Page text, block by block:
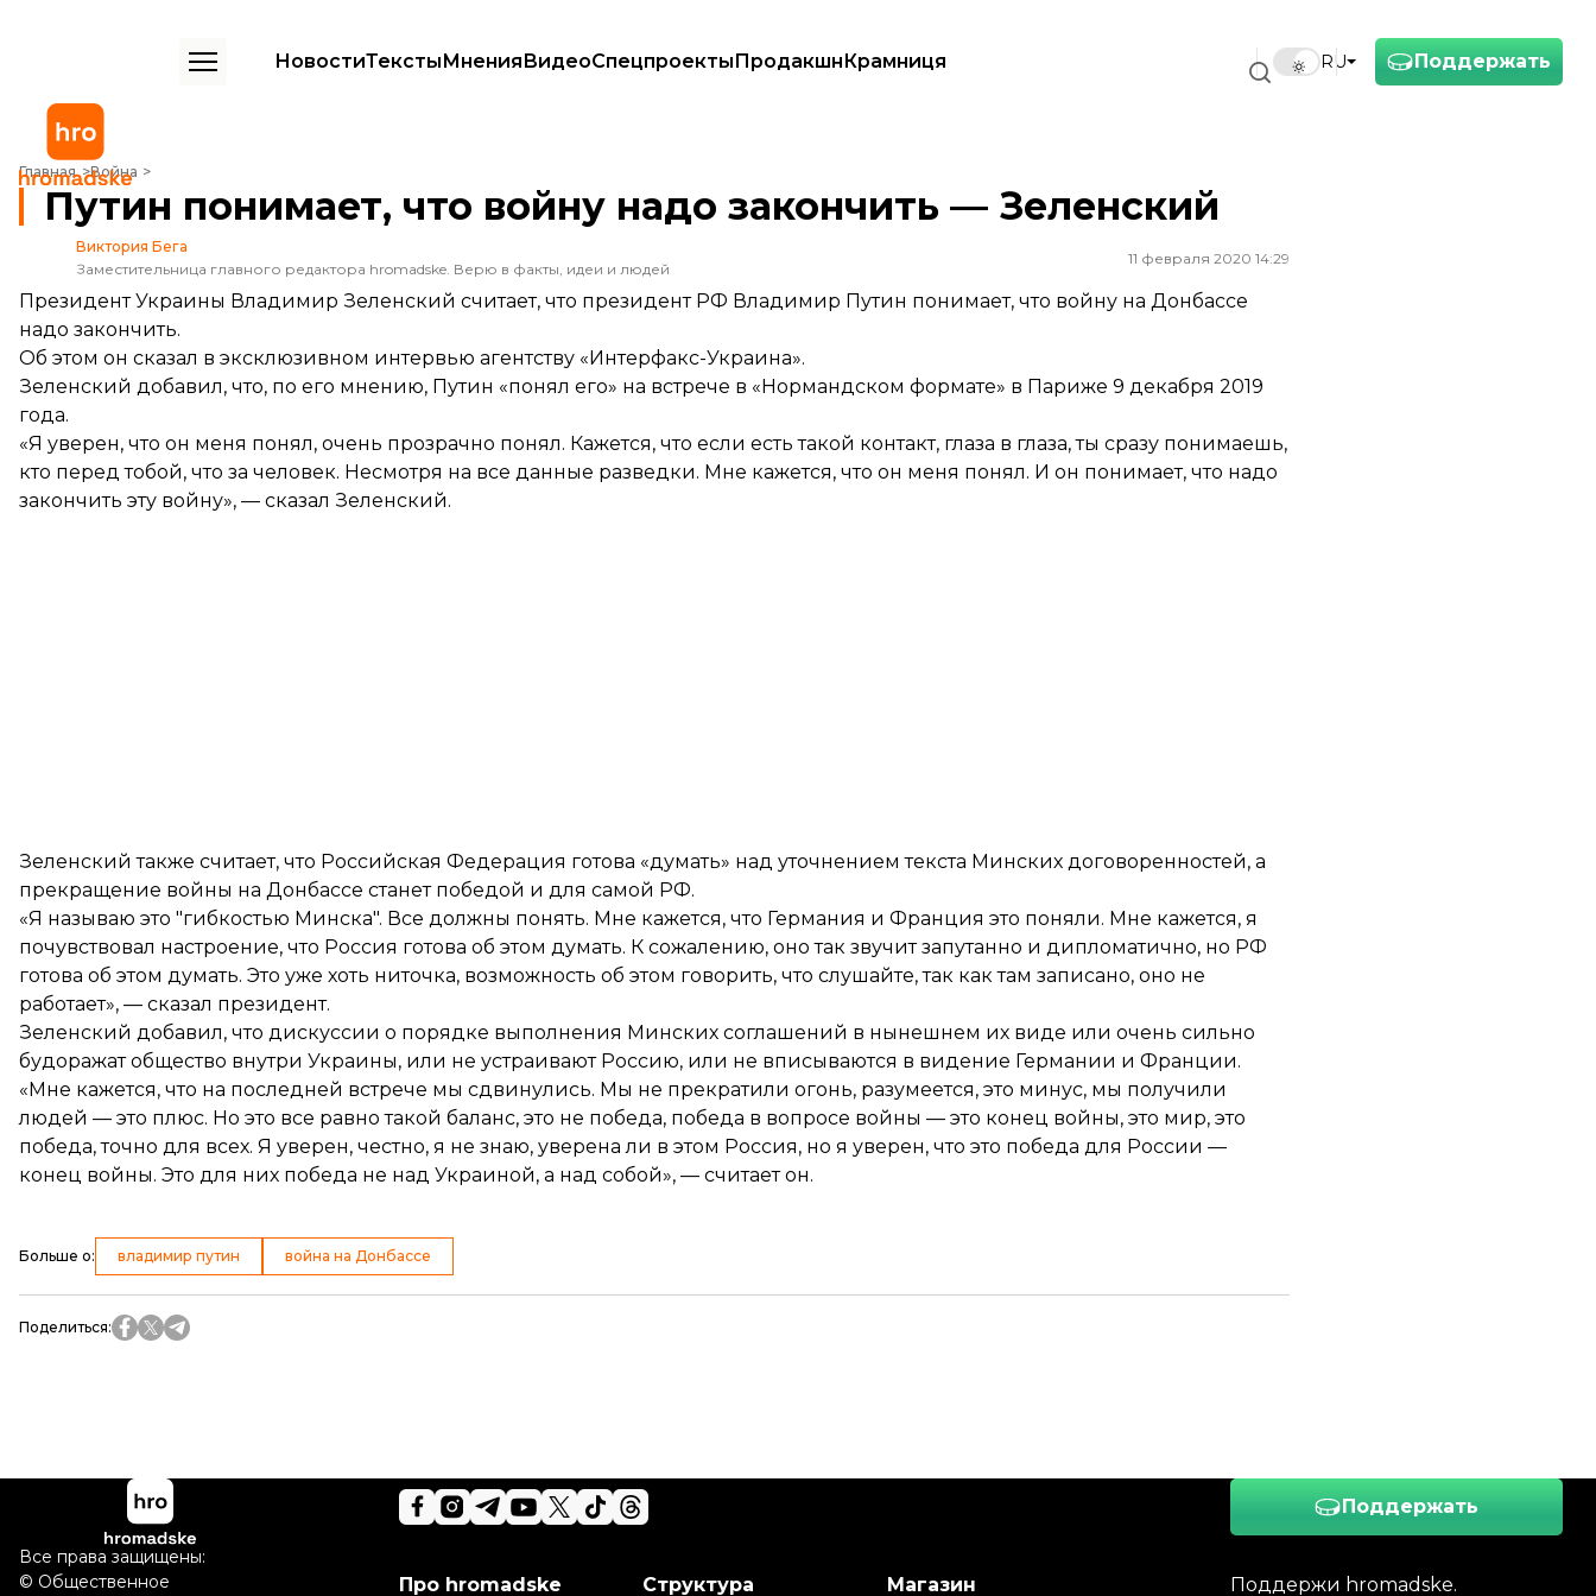
Поддержать
RU
НовостиТекстыМненияВидеоСпецпроектыПродакшнКрамниця
Главная Война
Путин понимает, что войну надо закончить — Зеленский
Путин понимает, что войну надо закончить — Зеленский
Виктория Бега
Заместительница главного редактора hromadske. Верю в факты, идеи и людей
11 февраля 2020 14:29
Президент Украины Владимир Зеленский считает, что президент РФ Владимир Путин понимает, что войну на Донбассе
надо закончить.
Об этом он сказал в эксклюзивном интервью агентству «Интерфакс-Украина».
Зеленский добавил, что, по его мнению, Путин «понял его» на встрече в «Нормандском формате» в Париже 9 декабря 2019
года.
«Я уверен, что он меня понял, очень прозрачно понял. Кажется, что если есть такой контакт, глаза в глаза, ты сразу понимаешь,
кто перед тобой, что за человек. Несмотря на все данные разведки. Мне кажется, что он меня понял. И он понимает, что надо
закончить эту войну», — сказал Зеленский.
Зеленский также считает, что Российская Федерация готова «думать» над уточнением текста Минских договоренностей, а
прекращение войны на Донбассе станет победой и для самой РФ.
«Я называю это "гибкостью Минска". Все должны понять. Мне кажется, что Германия и Франция это поняли. Мне кажется, я
почувствовал настроение, что Россия готова об этом думать. К сожалению, оно так звучит запутанно и дипломатично, но РФ
готова об этом думать. Это уже хоть ниточка, возможность об этом говорить, что слушайте, так как там записано, оно не
работает», — сказал президент.
Зеленский добавил, что дискуссии о порядке выполнения Минских соглашений в нынешнем их виде или очень сильно
будоражат общество внутри Украины, или не устраивают Россию, или не вписываются в видение Германии и Франции.
«Мне кажется, что на последней встрече мы сдвинулись. Мы не прекратили огонь, разумеется, это минус, мы получили
людей — это плюс. Но это все равно такой баланс, это не победа, победа в вопросе войны — это конец войны, это мир, это
победа, точно для всех. Я уверен, честно, я не знаю, уверена ли в этом Россия, но я уверен, что это победа для России —
конец войны. Это для них победа не над Украиной, а над собой», — считает он.
Больше о: владимир путин война на Донбассе
Поделиться:
Поддержать
Поддержи hromadske.
Про hromadske Структура Магазин
Все права защищены:
© Общественное